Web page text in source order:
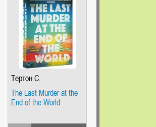
Тертон С.
The Last Murder at the
End of the World